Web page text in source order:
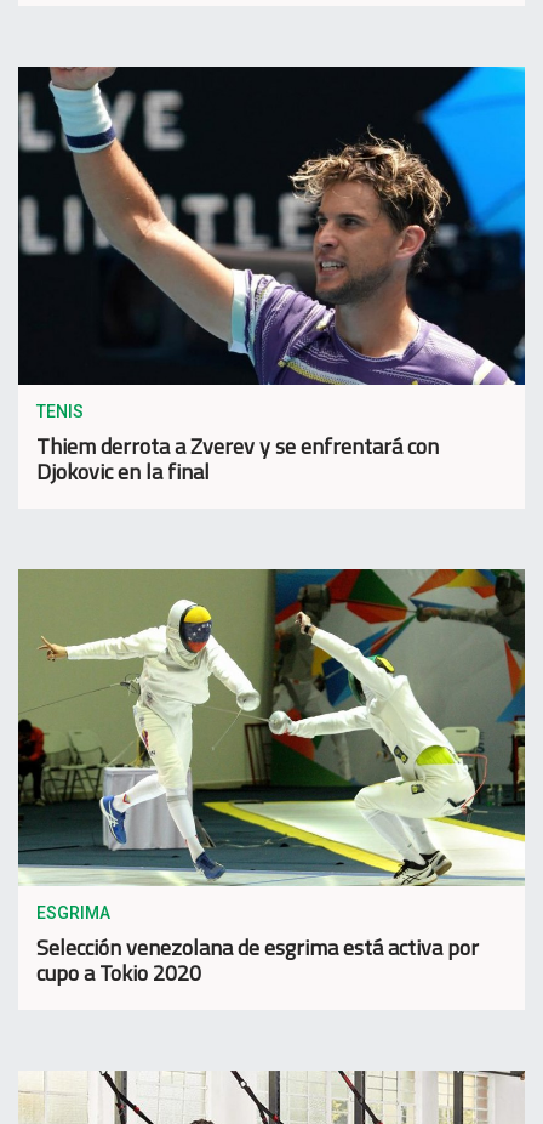
TENIS
Thiem derrota a Zverev y se enfrentará con
Djokovic en la final
ESGRIMA
Selección venezolana de esgrima está activa por
cupo a Tokio 2020